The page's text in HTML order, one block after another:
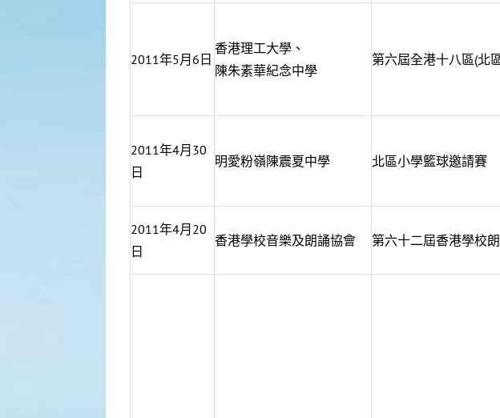
2011年5月6日
香港理工大學、
陳朱素華紀念中學
第六屆全港十八區(北
2011年4月30
日
明愛粉嶺陳震夏中學 北區小學籃球邀請賽
2011年4月20
日
香港學校音樂及朗誦協​會 第六十二屆香港學校